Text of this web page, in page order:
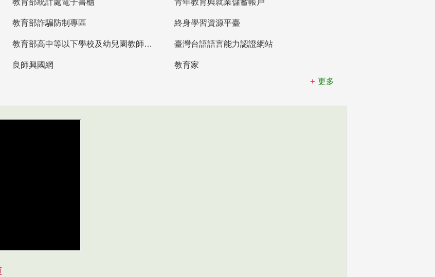
教育部統計處電子書櫃 青年教育與就業儲蓄帳戶
教育部詐騙防制專區 終身學習資源平臺
教育部高中等以下學校及幼兒園教師資格檢定考試 臺灣台語語言能力認證網站
良師興國網
教育家
更多